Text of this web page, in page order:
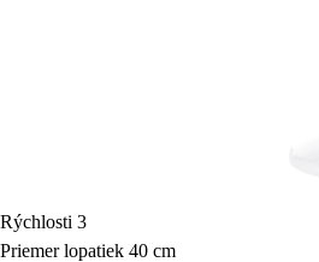
Rýchlosti 3
Priemer lopatiek 40 cm